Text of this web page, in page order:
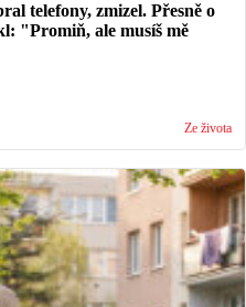
telefony, zmizel. Přesně o
"Promiň, ale musíš mě
Ze života